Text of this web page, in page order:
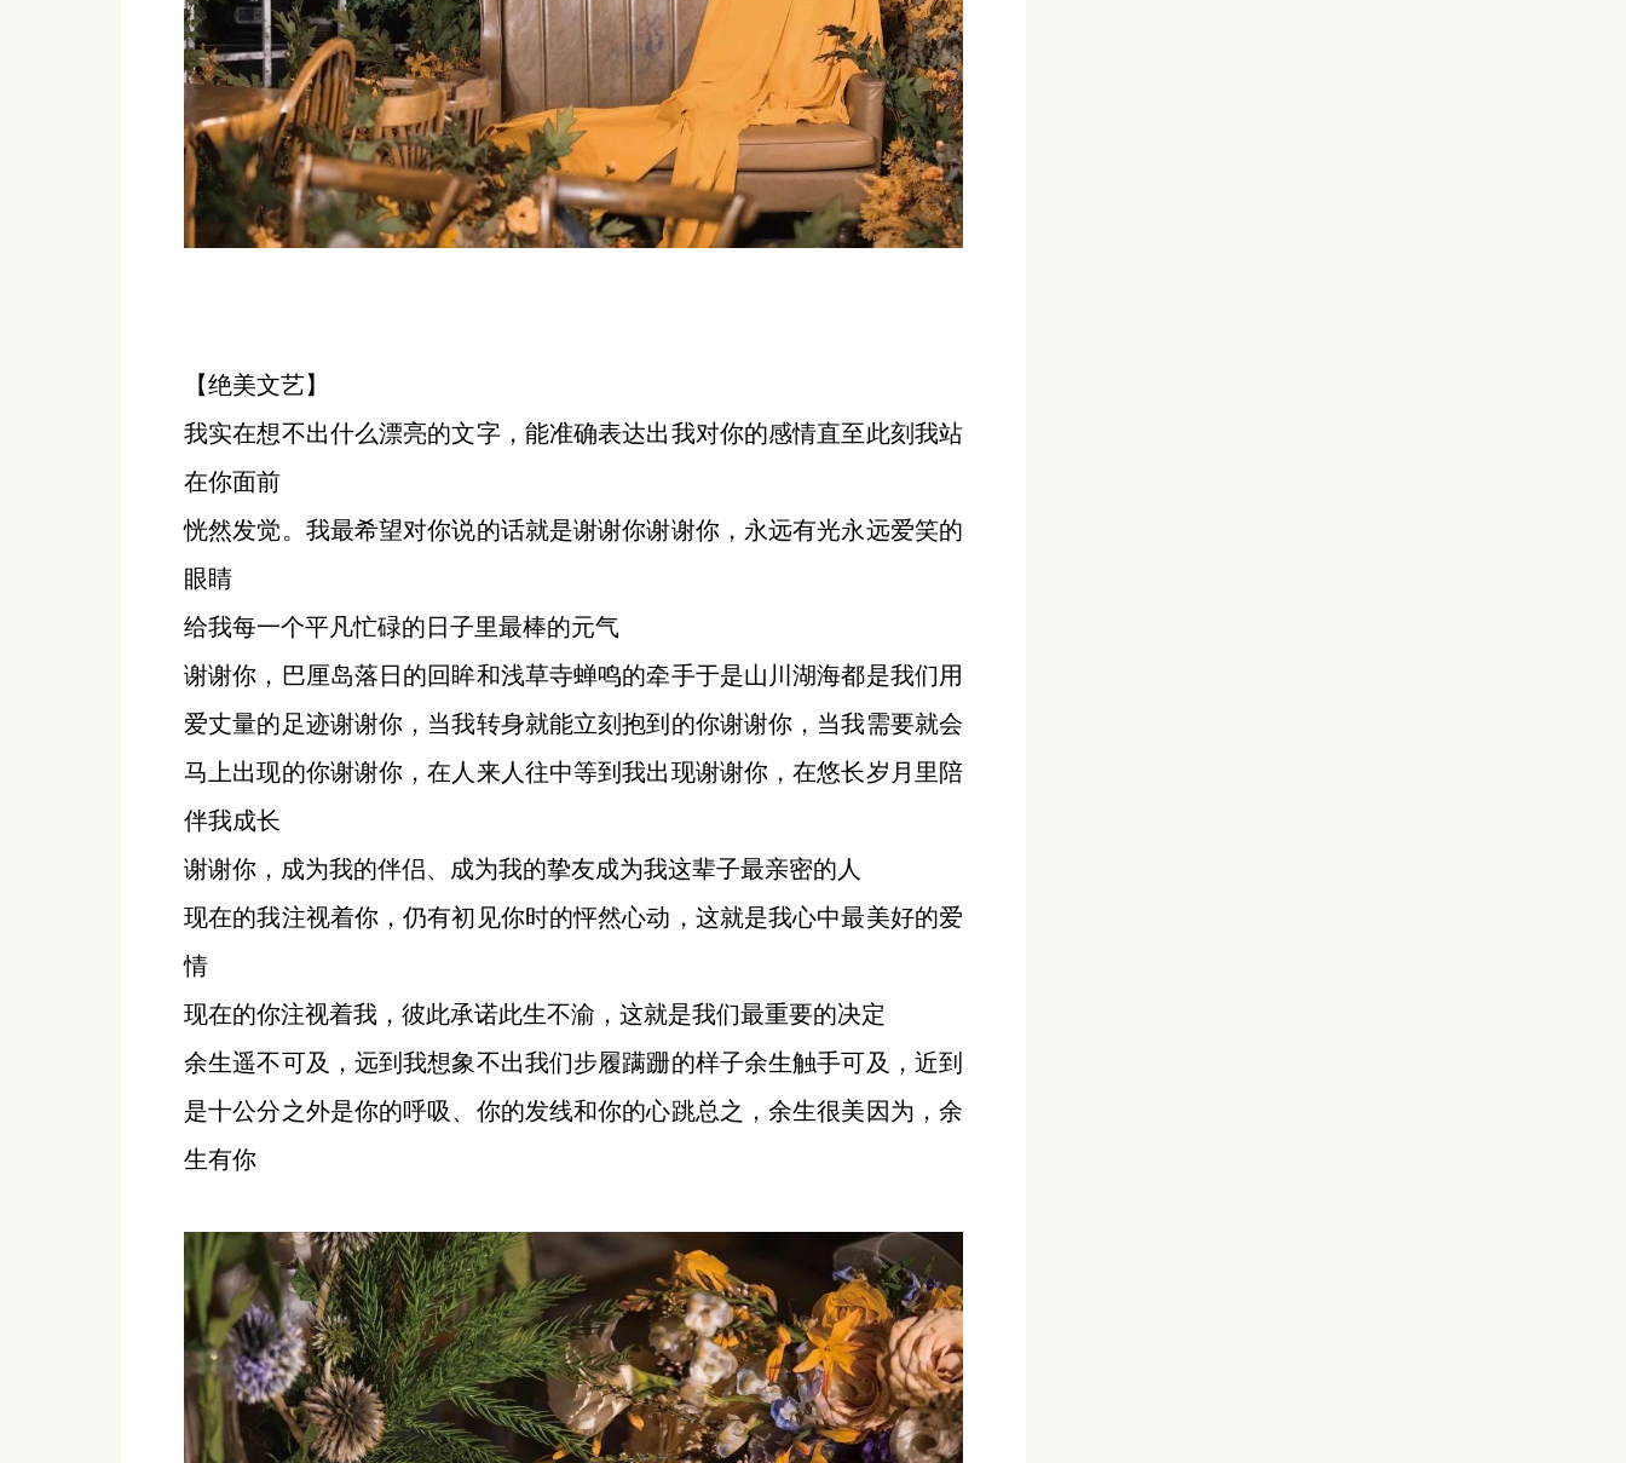
【绝美文艺】
我实在想不出什么漂亮的文字，能准确表达出我对你的感情直至此刻我站
在你面前
恍然发觉。我最希望对你说的话就是谢谢你谢谢你，永远有光永远爱笑的
眼睛
给我每一个平凡忙碌的日子里最棒的元气
谢谢你，巴厘岛落日的回眸和浅草寺蝉鸣的牵手于是山川湖海都是我们用
爱丈量的足迹谢谢你，当我转身就能立刻抱到的你谢谢你，当我需要就会
马上出现的你谢谢你，在人来人往中等到我出现谢谢你，在悠长岁月里陪
伴我成长
谢谢你，成为我的伴侣、成为我的挚友成为我这辈子最亲密的人
现在的我注视着你，仍有初见你时的怦然心动，这就是我心中最美好的爱
情
现在的你注视着我，彼此承诺此生不渝，这就是我们最重要的决定
余生遥不可及，远到我想象不出我们步履蹒跚的样子余生触手可及，近到
是十公分之外是你的呼吸、你的发线和你的心跳总之，余生很美因为，余
生有你